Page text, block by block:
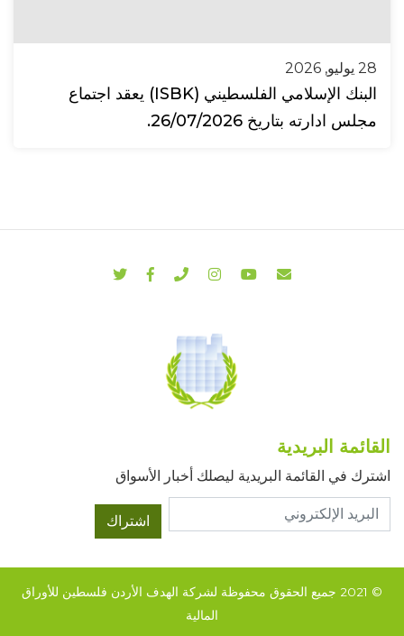
28 يوليو, 2026
البنك الإسلامي الفلسطيني (ISBK) يعقد اجتماع
مجلس ادارته بتاريخ 26/07/2026.
القائمة البريدية
اشترك في القائمة البريدية ليصلك أخبار الأسواق
اشتراك
© 2021 جميع الحقوق محفوظة لشركة الهدف الأردن فلسطين للأوراق
المالية